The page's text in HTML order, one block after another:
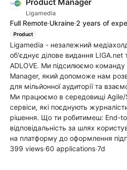
Product Manager
Ligamedia
Full Remote·Ukraine·2 years of
Product
Ligamedia - незалежний
об'єднує ділове видання LIGA.net
ADLOVE. Ми підсилюємо
Manager, який допоможе нам
для мільйонної аудиторії та
Ми працюємо в середовищі Agile/
сервіси, які поєднують
рішення. Що ти робитимеш: End-
відповідальність за шлях
на платформу до оформлення
399 views·60 applications·7d